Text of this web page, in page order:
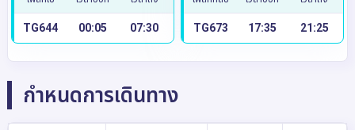
TG644 00:05 07:30 TG673 17:35 21:25
กำหนดการเดินทาง